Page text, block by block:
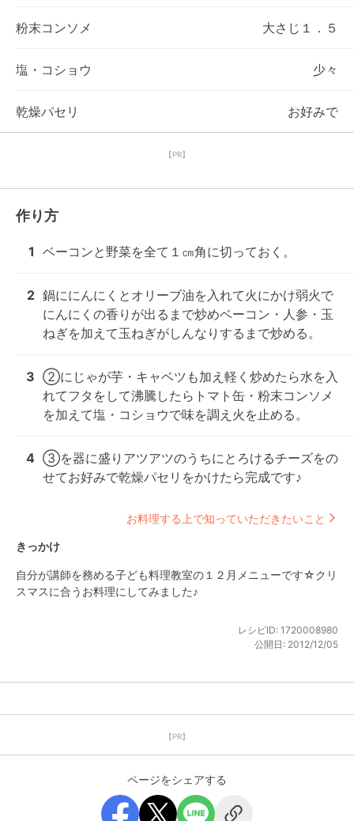
粉末コンソメ 大さじ１．５
塩・コショウ 少々
乾燥パセリ お好みで
【PR】
作り方
1 ベーコンと野菜を全て１㎝角に切っておく。
2 鍋ににんにくとオリーブ油を入れて火にかけ弱火で
にんにくの香りが出るまで炒めベーコン・人参・玉
ねぎを加えて玉ねぎがしんなりするまで炒める。
3 ②にじゃが芋・キャベツも加え軽く炒めたら水を入
れてフタをして沸騰したらトマト缶・粉末コンソメ
を加えて塩・コショウで味を調え火を止める。
4 ③を器に盛りアツアツのうちにとろけるチーズをの
せてお好みで乾燥パセリをかけたら完成です♪
お料理する上で知っていただきたいこと
きっかけ
自分が講師を務める子ども料理教室の１２月メニューです☆クリ
スマスに合うお料理にしてみました♪
レシピID: 1720008980
公開日: 2012/12/05
【PR】
ページをシェアする